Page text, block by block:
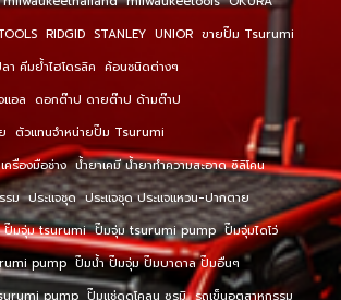
RIDGID STANLEY UNIOR ขายปั๊ม Tsurumi
า คีมย้ำไฮโดรลิค ค้อนชนิดต่างๆ
แอล ดอกต๊าป ดายต๊าป ด้ามต๊าป
ตัวแทนจำหน่ายปั๊ม Tsurumi
ครื่องมือช่าง น้ำยาเคมี น้ำยาทำความสะอาด ซิลิโคน
รม ประแจชุด ประแจชุด ประแจแหวน-ปากตาย
ปั๊มจุ่ม tsurumi ปั๊มจุ่ม tsurumi pump ปั๊มจุ่มไดโว่
pump ปั๊มน้ำ ปั๊มจุ่ม ปั๊มบาดาล ปั๊มอื่นๆ